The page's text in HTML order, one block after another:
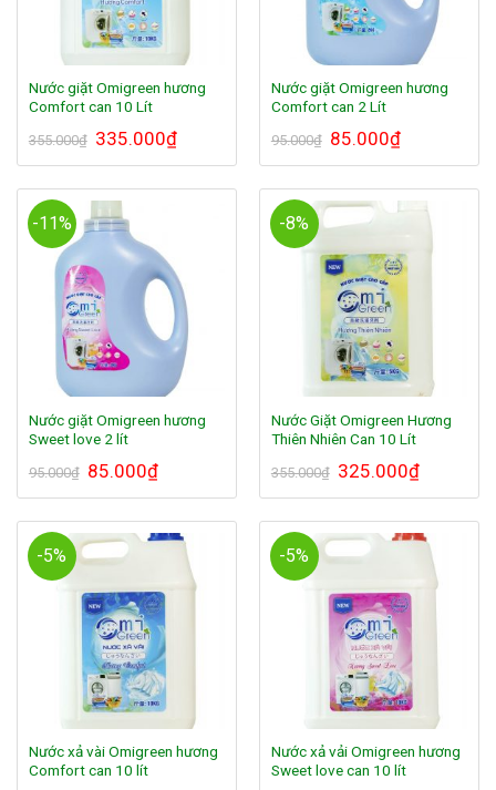
Nước giặt Omigreen hương
Comfort can 10 Lít
355.000₫ 335.000₫
Nước giặt Omigreen hương
Comfort can 2 Lít
95.000₫ 85.000₫
-11%
Nước giặt Omigreen hương
Sweet love 2 lít
95.000₫ 85.000₫
-8%
Nước Giặt Omigreen Hương
Thiên Nhiên Can 10 Lít
355.000₫ 325.000₫
-5%
Nước xả vài Omigreen hương
Comfort can 10 lít
-5%
Nước xả vải Omigreen hương
Sweet love can 10 lít